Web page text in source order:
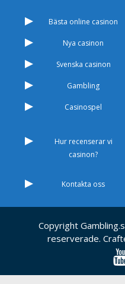
Bästa online casinon
Nya casinon
Svenska casinon
Gambling
Casinospel
Hur recenserar vi
casinon?
Kontakta oss
Copyright
reserverade.